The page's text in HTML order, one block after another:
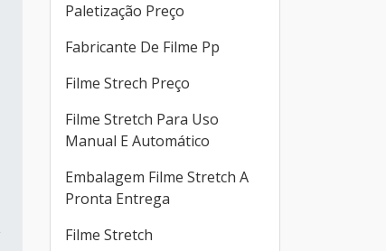
Paletização Preço
Fabricante De Filme Pp
Filme Strech Preço
Filme Stretch Para Uso
Manual E Automático
Embalagem Filme Stretch A
Pronta Entrega
Filme Stretch